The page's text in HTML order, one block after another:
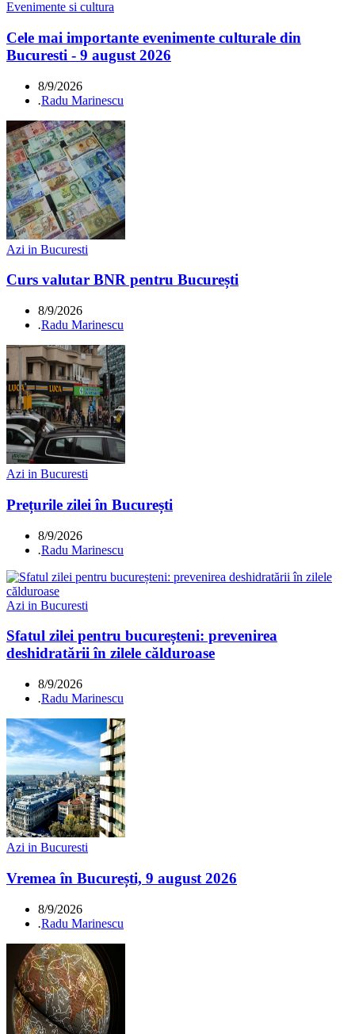
Evenimente si cultura
Cele mai importante evenimente culturale din
Bucuresti - 9 august 2026
8/9/2026
.Radu Marinescu
Azi in Bucuresti
Curs valutar BNR pentru București
8/9/2026
.Radu Marinescu
Azi in Bucuresti
Prețurile zilei în București
8/9/2026
.Radu Marinescu
Azi in Bucuresti
Sfatul zilei pentru bucureșteni: prevenirea
deshidratării în zilele călduroase
8/9/2026
.Radu Marinescu
Azi in Bucuresti
Vremea în București, 9 august 2026
8/9/2026
.Radu Marinescu